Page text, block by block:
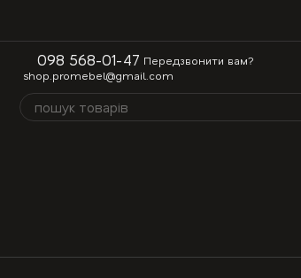
098 568-01-47 Передзвонити вам?
shop.promebel@gmail.com